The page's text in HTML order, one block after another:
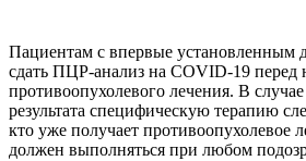
Пациентам с впервые установленным
сдать ПЦР-анализ на COVID-19 перед
противоопухолевого лечения. В
результата специфическую терапию
кто уже получает противоопухолевое
должен выполняться при любом